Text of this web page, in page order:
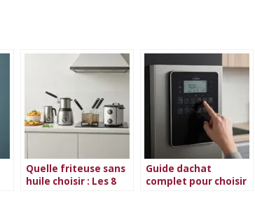
Quelle friteuse sans
huile choisir : Les 8
Guide dachat
complet pour choisir